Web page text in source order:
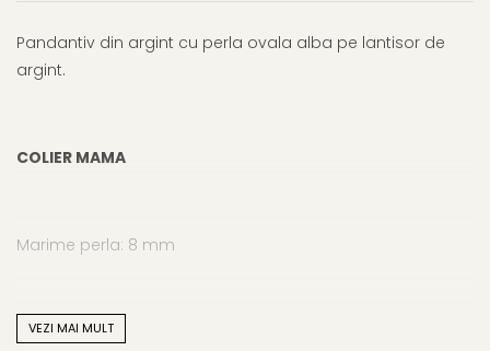
Pandantiv din argint cu perla ovala alba pe lantisor de
argint.
COLIER MAMA
Marime perla: 8 mm
Lungime colier: 43 cm
VEZI MAI MULT